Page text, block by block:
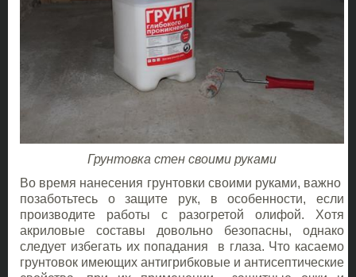
Грунтовка стен своими руками
Во время нанесения грунтовки своими руками, важно
позаботьтесь о защите рук, в особенности, если
производите работы с разогретой олифой. Хотя
акриловые составы довольно безопасны, однако
следует избегать их попадания в глаза. Что касаемо
грунтовок имеющих антигрибковые и антисептические